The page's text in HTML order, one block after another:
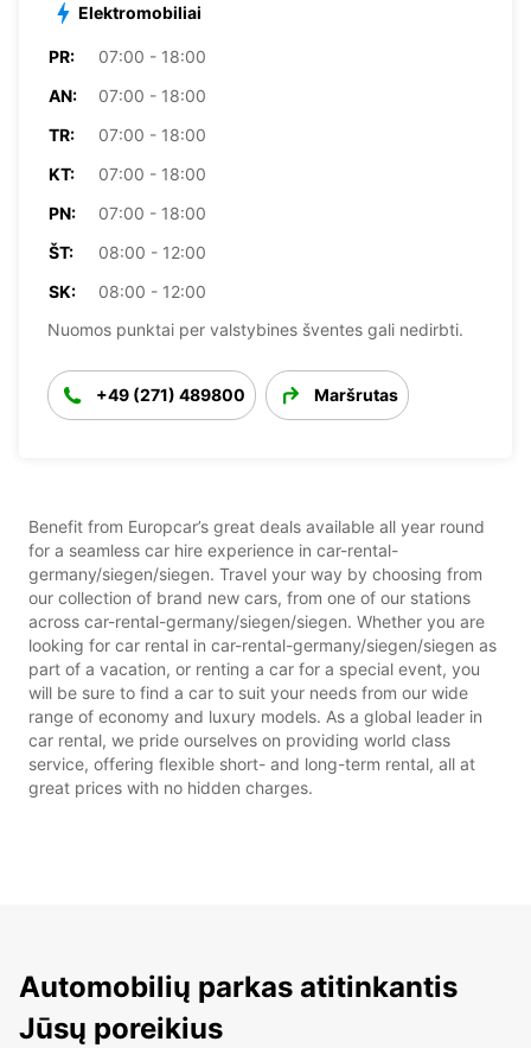
Elektromobiliai
PR:
07:00 - 18:00
AN:
07:00 - 18:00
TR:
07:00 - 18:00
KT:
07:00 - 18:00
PN:
07:00 - 18:00
ŠT:
08:00 - 12:00
SK:
08:00 - 12:00
Nuomos punktai per valstybines šventes gali nedirbti.
+49 (271) 489800 Maršrutas
Benefit from Europcar’s great deals available all year round
for a seamless car hire experience in car-rental-
germany/siegen/siegen. Travel your way by choosing from
our collection of brand new cars, from one of our stations
across car-rental-germany/siegen/siegen. Whether you are
looking for car rental in car-rental-germany/siegen/siegen as
part of a vacation, or renting a car for a special event, you
will be sure to find a car to suit your needs from our wide
range of economy and luxury models. As a global leader in
car rental, we pride ourselves on providing world class
service, offering flexible short- and long-term rental, all at
great prices with no hidden charges.
Automobilių parkas atitinkantis
Jūsų poreikius